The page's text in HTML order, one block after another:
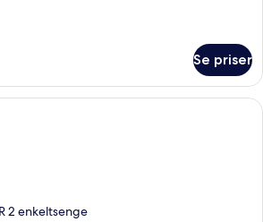
Se priser
Deluxe Suite | Premium-sengetøj,
2 enkeltsenge